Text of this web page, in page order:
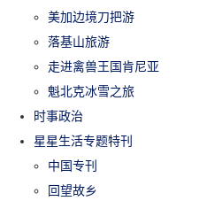
美加边境刀把游
落基山旅游
走进禽兽王国肯尼亚
魁北克冰雪之旅
时事政治
星星生活专题特刊
中国专刊
回望故乡